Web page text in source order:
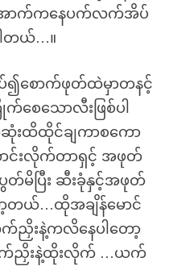
ောက်ကနေပက်လက်အိပ်
တယ်…။
၍စောက်ဖုတ်ထဲမှာတနင့်
စေသောလီးဖြစ်ပါ
းထိထိုင်ချကာစကော
င်းလိုက်တာရှင့် အဖုတ်
တ်မိပြီး ဆီးခုံနှင့်အဖုတ်
ာ့တယ်…ထိုအချိန်မောင်
က်ညှိးနဲ့ကလိနေပါတော့
က်ညှိးနဲ့ထိုးလိုက် …ယက်